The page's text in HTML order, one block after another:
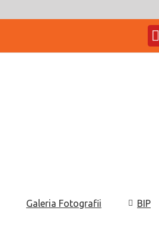
Galeria Fotografii BIP